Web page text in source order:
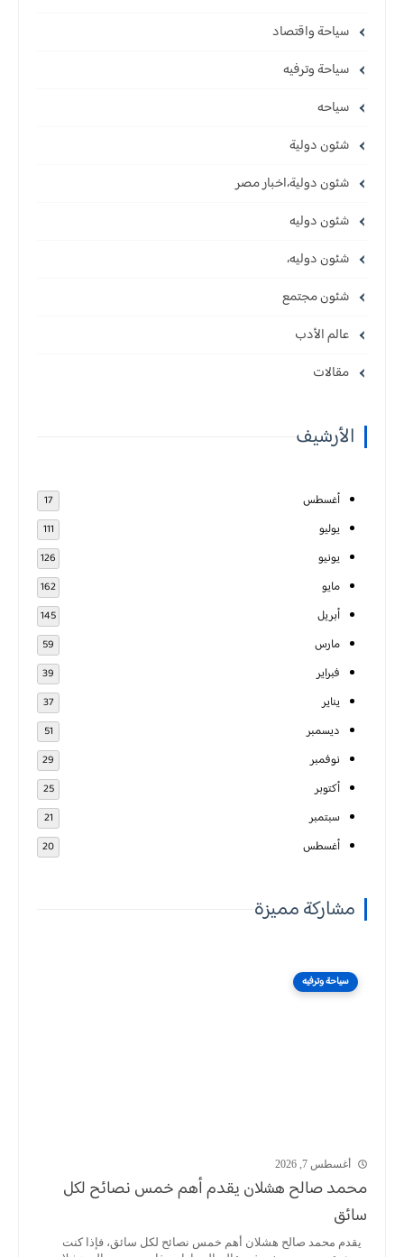
سياحة واقتصاد
سياحة وترفيه
سياحه
شئون دولية
شئون دولية،اخبار مصر
شئون دوليه
شئون دوليه،
شئون مجتمع
عالم الأدب
مقالات
الأرشيف
أغسطس 17
يوليو 111
يونيو 126
مايو 162
أبريل 145
مارس 59
فبراير 39
يناير 37
ديسمبر 51
نوفمبر 29
أكتوبر 25
سبتمبر 21
أغسطس 20
مشاركة مميزة
سياحة وترفيه
أغسطس 7, 2026
محمد صالح هشلان يقدم أهم خمس نصائح لكل
سائق
يقدم محمد صالح هشلان أهم خمس نصائح لكل سائق، فإذا كنت